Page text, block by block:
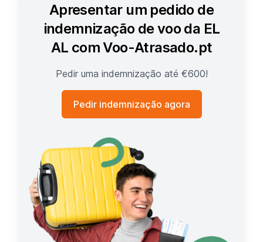
Apresentar um pedido de
indemnização de voo da EL
AL com Voo-Atrasado.pt
Pedir uma indemnização até €600!
Pedir indemnização agora